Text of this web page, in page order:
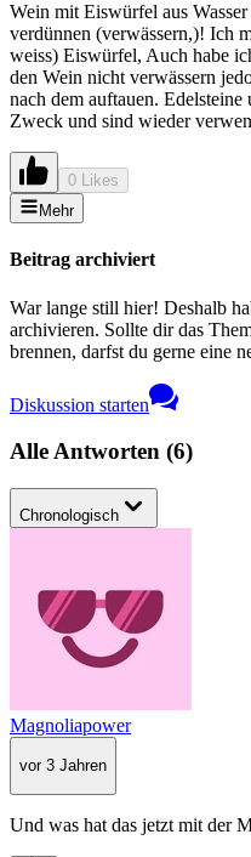
Wein mit Eiswürfel aus
verdünnen (verwässern,)! Ich
weiss) Eiswürfel, Auch habe
den Wein nicht verwässern
nach dem auftauen.
Zweck und sind wieder
0 Likes
Mehr
Beitrag archiviert
War lange still hier! Deshalb
archivieren. Sollte dir das
brennen, darfst du gerne eine
Diskussion starten
Alle Antworten (6)
Chronologisch
Magnoliapower
vor 3 Jahren
Und was hat das jetzt mit der